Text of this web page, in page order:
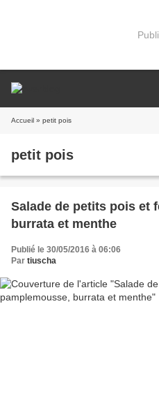
Accueil » petit pois
petit pois
Salade de petits pois et
burrata et menthe
Publié le 30/05/2016 à 06:06
Par tiuscha